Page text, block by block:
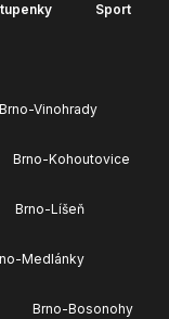
Sport
Brno-Vinohrady
Brno-Kohoutovice
Brno-Líšeň
Medlánky
Brno-Bosonohy